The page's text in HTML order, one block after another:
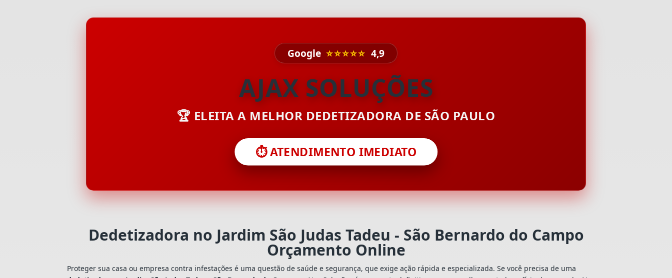
Google ⭐⭐⭐⭐⭐ 4,9
AJAX SOLUÇÕES
🏆 ELEITA A MELHOR DEDETIZADORA DE SÃO PAULO
⏱️ ATENDIMENTO IMEDIATO
Dedetizadora no Jardim São Judas Tadeu - São Bernardo do Campo
Orçamento Online
Proteger sua casa ou empresa contra infestações é uma questão de saúde e segurança, que exige ação rápida e especializada. Se você precisa de uma